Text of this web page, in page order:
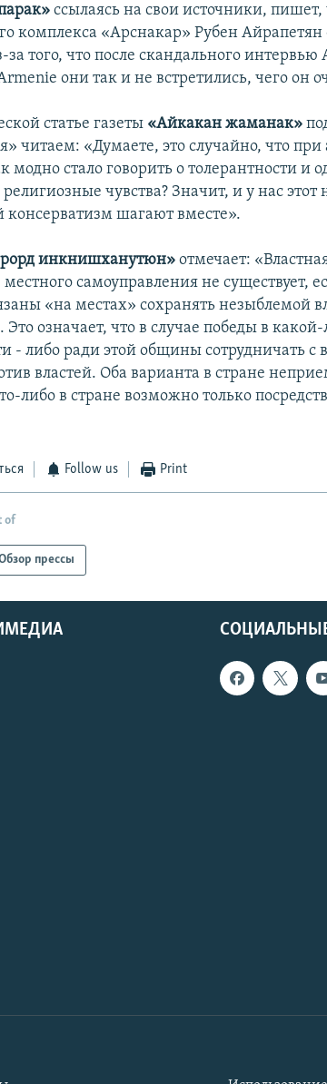
ссылаясь на свои источники, пишет,
комплекса «Арснакар» Рубен
за того, что после скандального
они так и не встретились, чего он
статье газеты «Айкакан жаманак»
читаем: «Думаете, это случайно, что
модно стало говорить о толерантности
чувства? Значит, и у нас
консерватизм шагают вместе».
инкнишханутюн» отмечает:
местного самоуправления не существует,
«на местах» сохранять незыблемой
Это означает, что в случае победы в
- либо ради этой общины сотрудничать с
властей. Оба варианта в стране
либо в стране возможно только
Follow us Print
of
прессы